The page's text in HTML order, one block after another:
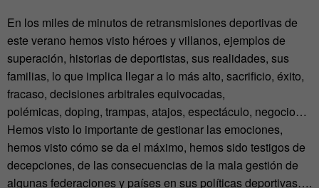
En los miles de minutos de retransmisiones deportivas de
este verano hemos visto héroes y villanos, ejemplos de
superación, historias de deportistas, sus realidades, sus
familias, lo que implica llegar a lo más alto, sacrificio, éxito,
fracaso, decisiones arbitrales equivocadas,
polémicas, doping, trampas, atajos, espectáculo, negocio…
Hemos visto lo importante de gestionar las emociones,
hemos visto cómo se da el máximo, hemos sido testigos de
decepciones, de las consecuencias de la mala gestión de
algunas federaciones y países en sus políticas deportivas….